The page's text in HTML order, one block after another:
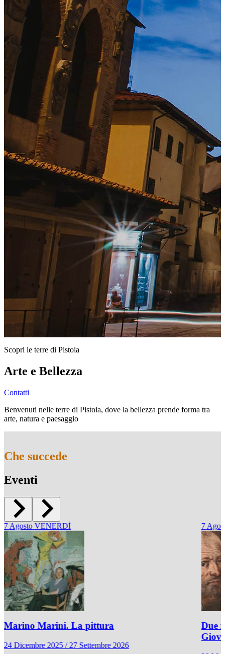
Scopri le terre di Pistoia
Arte e Bellezza
Contatti
Benvenuti nelle terre di Pistoia, dove la bellezza prende forma tra
arte, natura e paesaggio
Che succede
Eventi
7Agosto VENERDÌ
Marino Marini. La pittura
24 Dicembre 2025 / 27 Settembre 2026
7
Due